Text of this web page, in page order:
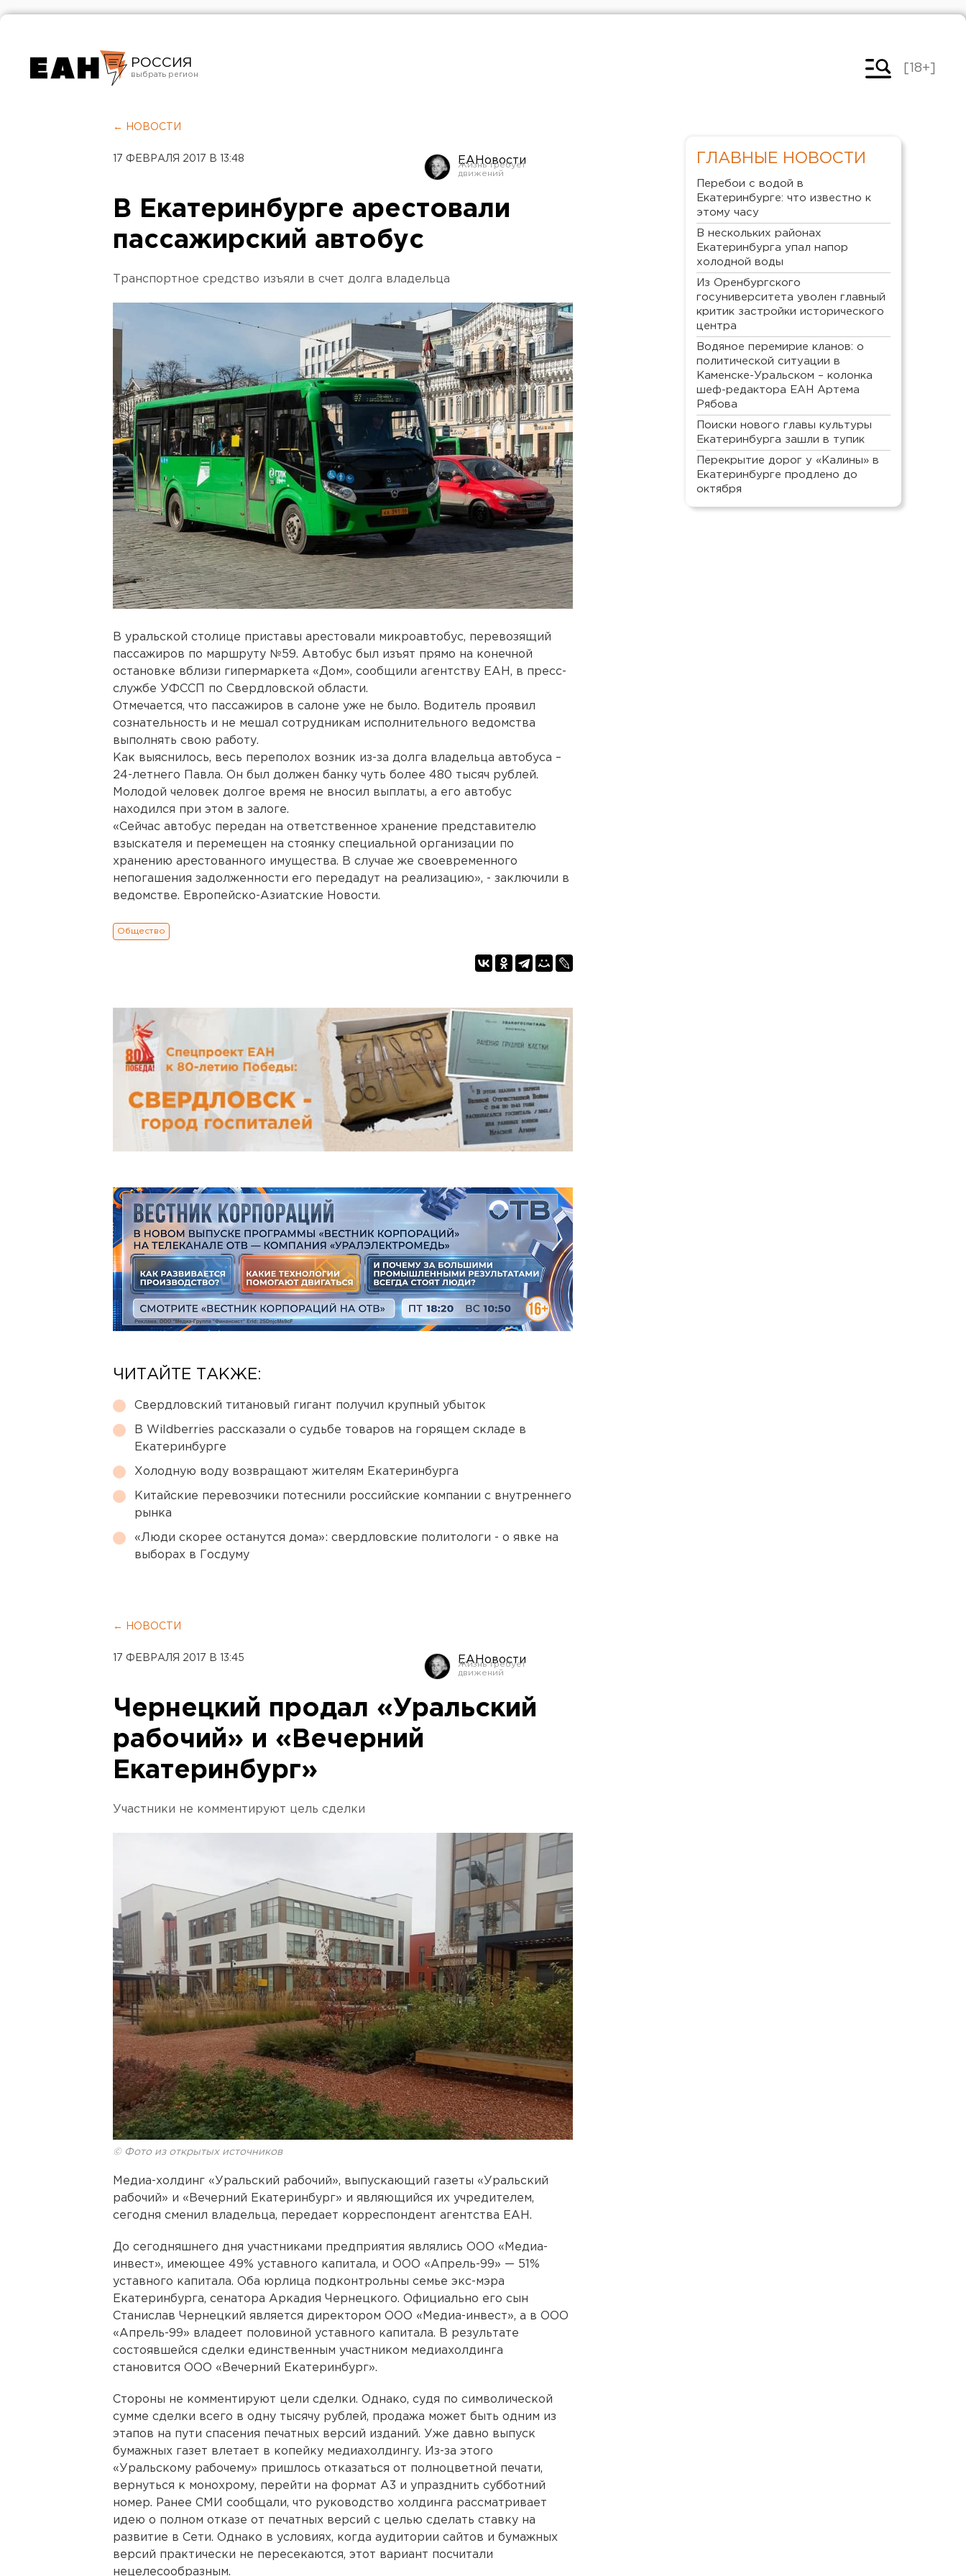
РОССИЯ
Челябинск
[18+]
← НОВОСТИ
17 ФЕВРАЛЯ 2017 В 13:48 ЕАНовости
В Екатеринбурге арестовали
пассажирский автобус
Транспортное средство изъяли в счет долга владельца
В уральской столице приставы арестовали микроавтобус, перевозящий
пассажиров по маршруту №59. Автобус был изъят прямо на конечной
остановке вблизи гипермаркета «Дом», сообщили агентству ЕАН, в пресс-
службе УФССП по Свердловской области.
Отмечается, что пассажиров в салоне уже не было. Водитель проявил
сознательность и не мешал сотрудникам исполнительного ведомства
выполнять свою работу.
Как выяснилось, весь переполох возник из-за долга владельца автобуса –
24-летнего Павла. Он был должен банку чуть более 480 тысяч рублей.
Молодой человек долгое время не вносил выплаты, а его автобус
находился при этом в залоге.
«Сейчас автобус передан на ответственное хранение представителю
взыскателя и перемещен на стоянку специальной организации по
хранению арестованного имущества. В случае же своевременного
непогашения задолженности его передадут на реализацию», - заключили в
ведомстве. Европейско-Азиатские Новости.
Общество
ЧИТАЙТЕ ТАКЖЕ:
Свердловский титановый гигант получил крупный убыток
В Wildberries рассказали о судьбе товаров на горящем складе в
Екатеринбурге
Холодную воду возвращают жителям Екатеринбурга
Китайские перевозчики потеснили российские компании с внутреннего
рынка
«Люди скорее останутся дома»: свердловские политологи - о явке на
выборах в Госдуму
← НОВОСТИ
17 ФЕВРАЛЯ 2017 В 13:45 ЕАНовости
Чернецкий продал «Уральский
рабочий» и «Вечерний
Екатеринбург»
Участники не комментируют цель сделки
© Фото из открытых источников
Медиа-холдинг «Уральский рабочий», выпускающий газеты «Уральский
рабочий» и «Вечерний Екатеринбург» и являющийся их учредителем,
сегодня сменил владельца, передает корреспондент агентства ЕАН.
До сегодняшнего дня участниками предприятия являлись ООО «Медиа-
инвест», имеющее 49% уставного капитала, и ООО «Апрель-99» — 51%
уставного капитала. Оба юрлица подконтрольны семье экс-мэра
Екатеринбурга, сенатора Аркадия Чернецкого. Официально его сын
Станислав Чернецкий является директором ООО «Медиа-инвест», а в ООО
«Апрель-99» владеет половиной уставного капитала. В результате
состоявшейся сделки единственным участником медиахолдинга
становится ООО «Вечерний Екатеринбург».
Стороны не комментируют цели сделки. Однако, судя по символической
сумме сделки всего в одну тысячу рублей, продажа может быть одним из
этапов на пути спасения печатных версий изданий. Уже давно выпуск
бумажных газет влетает в копейку медиахолдингу. Из-за этого
«Уральскому рабочему» пришлось отказаться от полноцветной печати,
вернуться к монохрому, перейти на формат А3 и упразднить субботний
номер. Ранее СМИ сообщали, что руководство холдинга рассматривает
идею о полном отказе от печатных версий с целью сделать ставку на
развитие в Сети. Однако в условиях, когда аудитории сайтов и бумажных
версий практически не пересекаются, этот вариант посчитали
нецелесообразным.
ГЛАВНЫЕ НОВОСТИ
Перебои с водой в
Екатеринбурге: что известно к
этому часу
В нескольких районах
Екатеринбурга упал напор
холодной воды
Из Оренбургского
госуниверситета уволен главный
критик застройки исторического
центра
Водяное перемирие кланов: о
политической ситуации в
Каменске-Уральском – колонка
шеф-редактора ЕАН Артема
Рябова
Поиски нового главы культуры
Екатеринбурга зашли в тупик
Перекрытие дорог у «Калины» в
Екатеринбурге продлено до
октября